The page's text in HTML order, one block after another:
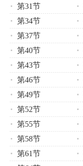
第31节
第34节
第37节
第40节
第43节
第46节
第49节
第52节
第55节
第58节
第61节